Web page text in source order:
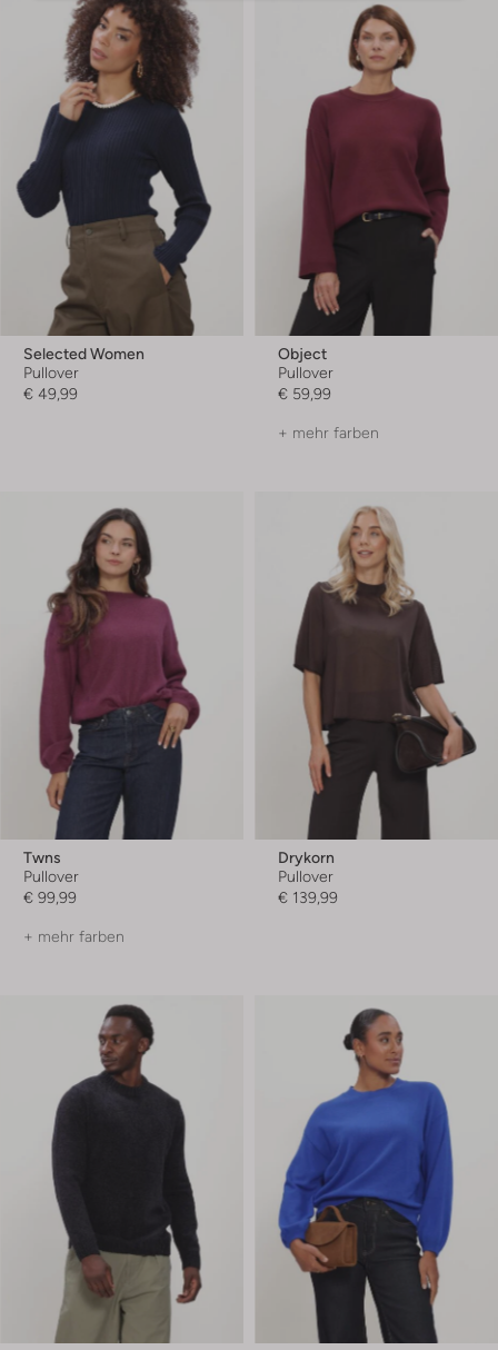
Selected Women
Pullover
€ 49,99
Object
Pullover
€ 59,99
+ mehr farben
Twns
Pullover
€ 99,99
+ mehr farben
Drykorn
Pullover
€ 139,99